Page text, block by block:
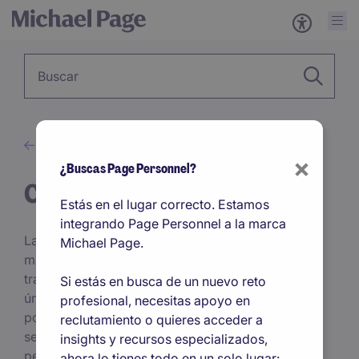
Carrera Profesional
Las carreras laborales han cambiado: ahora son
más diversas y flexibles que antes. Ya no hay
trayectorias preestablecidas que acaben en una
única posición, sino amplios abanicos de
posibilidades. La multiplicidad de opciones puede
ser desafiante, si tenemos en cuenta que cada vez
pesan más nuestras habilidades e intereses en el
×
¿Buscas Page Personnel?
Estás en el lugar correcto. Estamos
integrando Page Personnel a la marca
Michael Page.
Si estás en busca de un nuevo reto
profesional, necesitas apoyo en
reclutamiento o quieres acceder a
insights y recursos especializados,